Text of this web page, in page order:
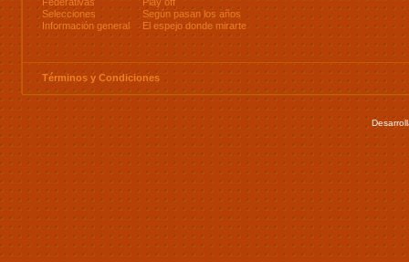
Selecciones
Información general
Según pasan los años
El espejo donde mirarte
Términos y Condiciones